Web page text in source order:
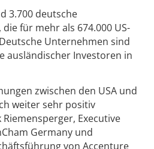
3.700 deutsche
für mehr als 674.000 US-
Unternehmen sind
ausländischer Investoren in
zwischen den USA und
weiter sehr positiv
Executive
Germany und
von Accenture